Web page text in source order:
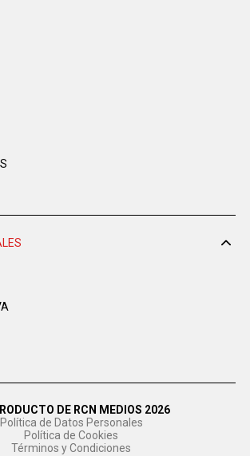
DE RCN MEDIOS 2026
Política de Datos Personales
Política de Cookies
Términos y Condiciones